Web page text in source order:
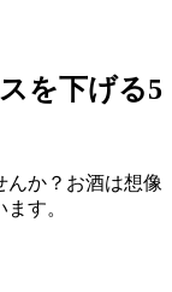
を下げる5
んか？お酒は想像
す。